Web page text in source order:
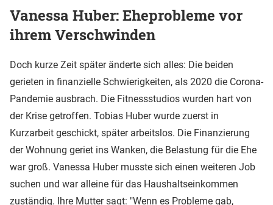
Vanessa Huber: Eheprobleme vor
ihrem Verschwinden
Doch kurze Zeit später änderte sich alles: Die beiden
gerieten in finanzielle Schwierigkeiten, als 2020 die Corona-
Pandemie ausbrach. Die Fitnessstudios wurden hart von
der Krise getroffen. Tobias Huber wurde zuerst in
Kurzarbeit geschickt, später arbeitslos. Die Finanzierung
der Wohnung geriet ins Wanken, die Belastung für die Ehe
war groß. Vanessa Huber musste sich einen weiteren Job
suchen und war alleine für das Haushaltseinkommen
zuständig. Ihre Mutter sagt: "Wenn es Probleme gab,